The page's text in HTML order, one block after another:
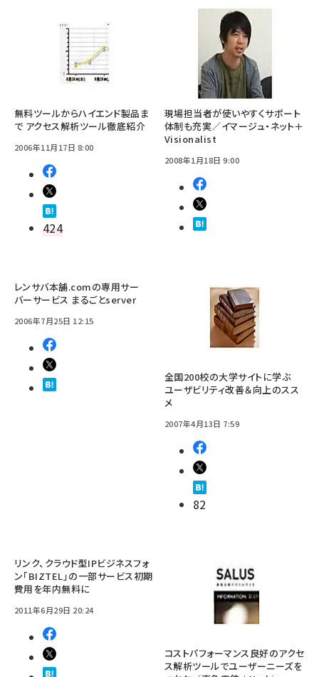
無料ツールからハイエンド製品ま
で アクセス解析ツール徹底紹介
2006年11月17日 8:00
424
現場担当者が使いやすくサポート
体制も充実／イマージュ・ネット＋
Visionalist
2008年1月18日 9:00
レンサバ本舗.comの専用サー
バーサービス まるごとserver
2006年7月25日 12:15
全国200校の大学サイトに学ぶ
ユーザビリティ改善＆向上のスス
メ
2007年4月13日 7:59
82
リンク、クラウド型IPビジネスフォ
ン「BIZTEL」の一部サービス初期
費用を年内無料に
2011年6月29日 20:24
コストパフォーマンス良好のアクセ
ス解析ツールでユーザーニーズを